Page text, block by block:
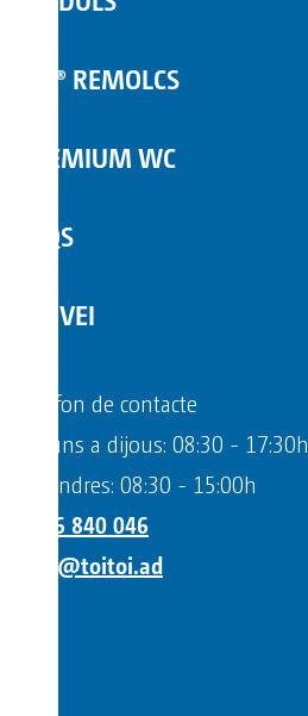
TOI® REMOLCS
PREMIUM WC
FAQS
SERVEI
Telèfon de contacte
Dilluns a dijous: 08:30 - 17:30h
Divendres: 08:30 - 15:00h
+376 840 046
info@toitoi.ad